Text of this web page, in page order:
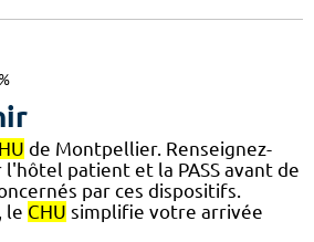
de Montpellier. Renseignez-
patient et la PASS avant de
par ces dispositifs.
le CHU simplifie votre arrivée